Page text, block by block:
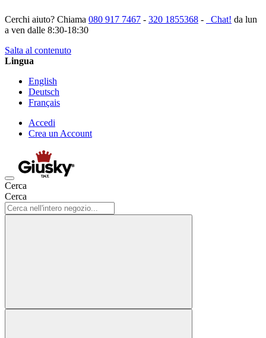
Cerchi aiuto? Chiama 080 917 7467 - 320 1855368 - Chat! da lun
a ven dalle 8:30-18:30
Salta al contenuto
Lingua
English
Deutsch
Français
Accedi
Crea un Account
Cerca
Cerca